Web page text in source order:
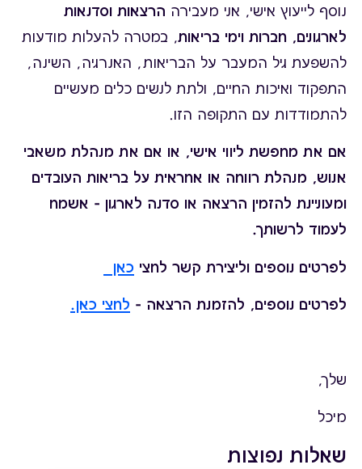
נוסף לייעוץ אישי, אני מעבירה הרצאות וסדנאות
לארגונים, חברות וימי בריאות, במטרה להעלות מודעות
להשפעת גיל המעבר על הבריאות, האנרגיה, השינה,
התפקוד ואיכות החיים, ולתת לנשים כלים מעשיים
להתמודדות עם התקופה הזו.
אם את מחפשת ליווי אישי, או אם את מנהלת משאבי
אנוש, מנהלת רווחה או אחראית על בריאות העובדים
ומעוניינת להזמין הרצאה או סדנה לארגון – אשמח
לעמוד לרשותך.
לפרטים נוספים וליצירת קשר לחצי כאן
לפרטים נוספים, להזמנת הרצאה – לחצי כאן.
שלך,
מיכל
שאלות נפוצות